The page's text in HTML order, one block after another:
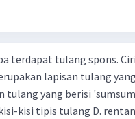
kebijakan moneter
di mana bentuk kurva
(penawaran uang)
di mana bentuk
dari kiri bawah ke
jumlah uang beredar
terdapat tulang spons.
lapisan tulang
tulang yang berisi
kisi tipis tulang D.